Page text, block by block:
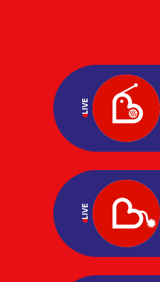
LIVE
LIVE